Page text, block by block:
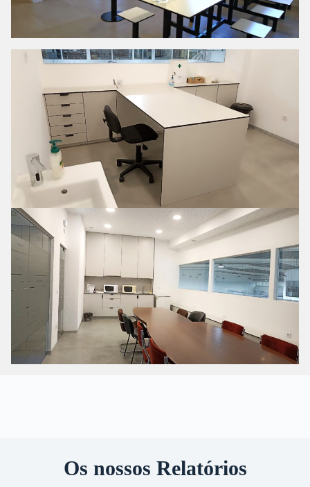
Os nossos Relatórios